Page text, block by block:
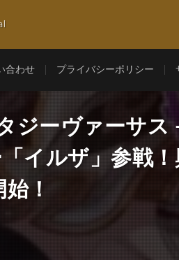
合わせ プライバシーポリシー
ジーヴァーサス
イルザ」参戦！
！